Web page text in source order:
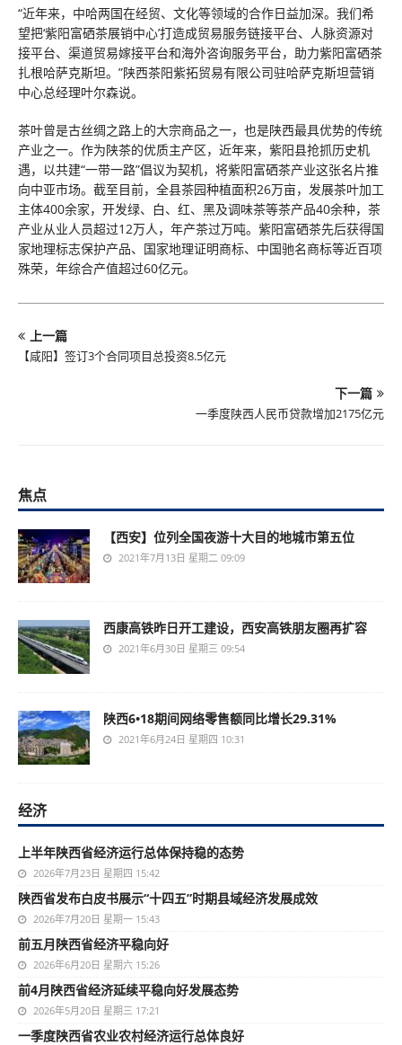
“近年来，中哈两国在经贸、文化等领域的合作日益加深。我们希
望把‘紫阳富硒茶展销中心’打造成贸易服务链接平台、人脉资源对
接平台、渠道贸易嫁接平台和海外咨询服务平台，助力紫阳富硒茶
扎根哈萨克斯坦。”陕西茶阳紫拓贸易有限公司驻哈萨克斯坦营销
中心总经理叶尔森说。
茶叶曾是古丝绸之路上的大宗商品之一，也是陕西最具优势的传统
产业之一。作为陕茶的优质主产区，近年来，紫阳县抢抓历史机
遇，以共建“一带一路”倡议为契机，将紫阳富硒茶产业这张名片推
向中亚市场。截至目前，全县茶园种植面积26万亩，发展茶叶加工
主体400余家，开发绿、白、红、黑及调味茶等茶产品40余种，茶
产业从业人员超过12万人，年产茶过万吨。紫阳富硒茶先后获得国
家地理标志保护产品、国家地理证明商标、中国驰名商标等近百项
殊荣，年综合产值超过60亿元。
上一篇
【咸阳】签订3个合同项目总投资8.5亿元
下一篇
一季度陕西人民币贷款增加2175亿元
焦点
【西安】位列全国夜游十大目的地城市第五位
2021年7月13日 星期二 09:09
西康高铁昨日开工建设，西安高铁朋友圈再扩容
2021年6月30日 星期三 09:54
陕西6•18期间网络零售额同比增长29.31%
2021年6月24日 星期四 10:31
经济
上半年陕西省经济运行总体保持稳的态势
2026年7月23日 星期四 15:42
陕西省发布白皮书展示“十四五”时期县域经济发展成效
2026年7月20日 星期一 15:43
前五月陕西省经济平稳向好
2026年6月20日 星期六 15:26
前4月陕西省经济延续平稳向好发展态势
2026年5月20日 星期三 17:21
一季度陕西省农业农村经济运行总体良好